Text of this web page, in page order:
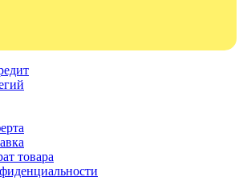
товара